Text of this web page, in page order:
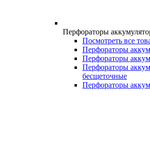
Перфораторы
Посмотреть все
Перфораторы
Перфораторы
Перфораторы
бесщеточные
Перфораторы